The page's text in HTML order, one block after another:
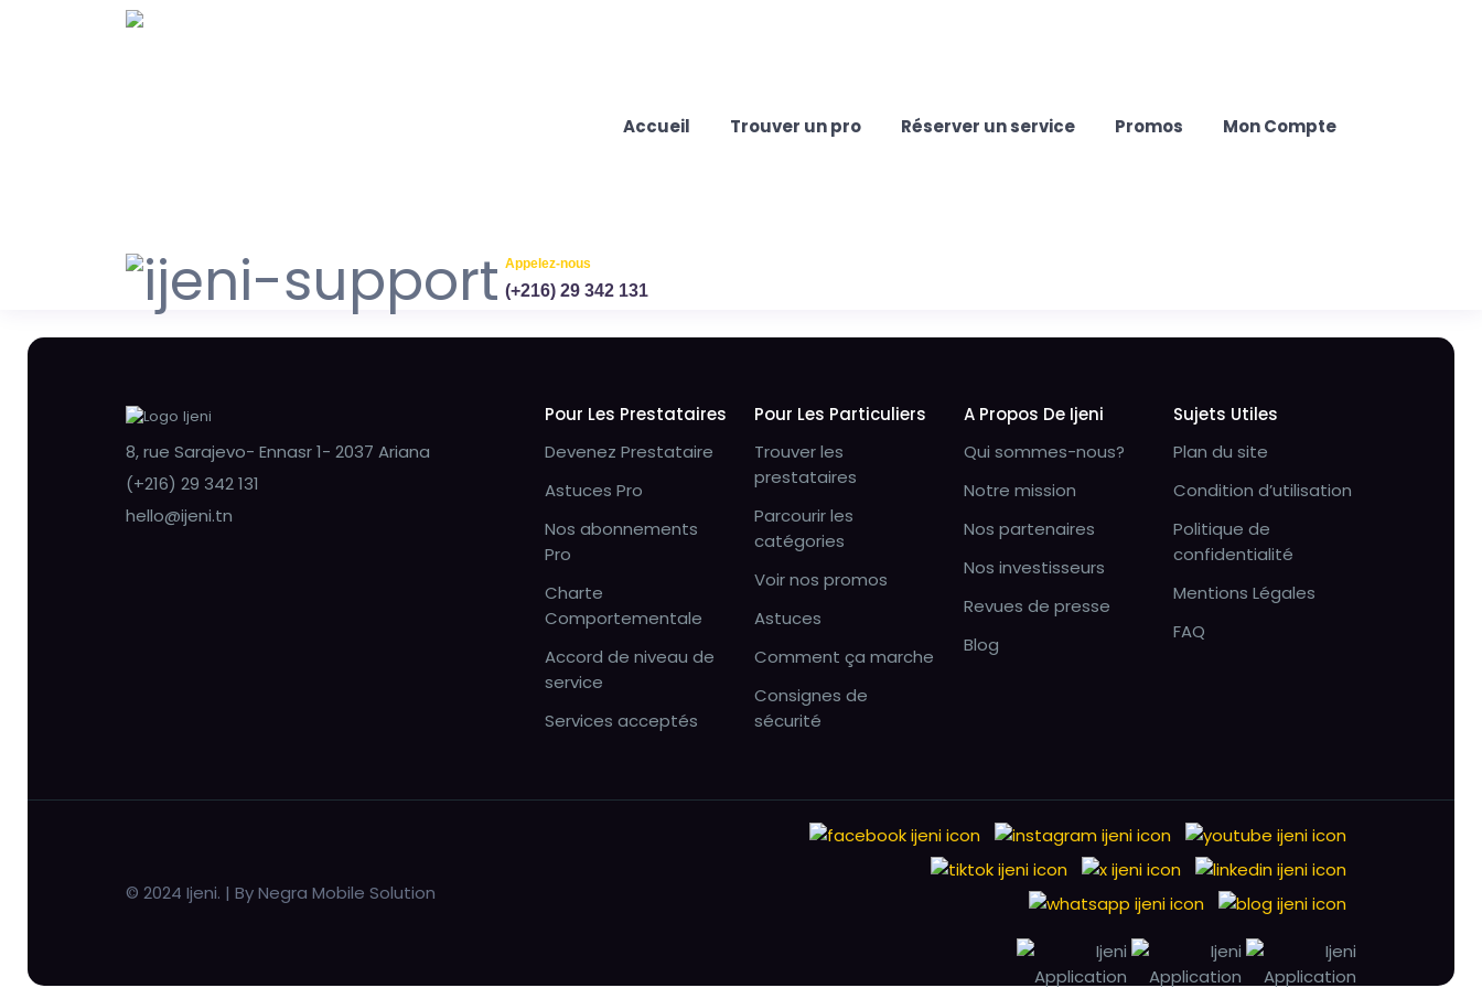
Accueil Trouver un pro Réserver un service Promos Mon Compte
Appelez-nous
(+216) 29 342 131
8, rue Sarajevo- Ennasr 1- 2037 Ariana
(+216) 29 342 131
hello@ijeni.tn
Pour Les Prestataires
Devenez Prestataire
Astuces Pro
Nos abonnements
Pro
Charte
Comportementale
Accord de niveau de
service
Services acceptés
Pour Les Particuliers
Trouver les
prestataires
Parcourir les
catégories
Voir nos promos
Astuces
Comment ça marche
Consignes de
sécurité
A Propos De Ijeni
Qui sommes-nous?
Notre mission
Nos partenaires
Nos investisseurs
Revues de presse
Blog
Sujets Utiles
Plan du site
Condition d’utilisation
Politique de
confidentialité
Mentions Légales
FAQ
© 2024 Ijeni. | By Negra Mobile Solution